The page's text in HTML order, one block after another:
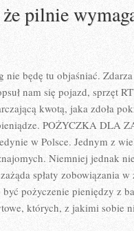
że pilnie
nie będę tu objaśniać.
nam się pojazd, sprzęt
kwotą, jaka zdoła
POŻYCZKA DLA
w Polsce. Jednym z
Niemniej jednak
spłaty zobowiązania
pożyczenie pieniędzy z
których, z jakimi sobie